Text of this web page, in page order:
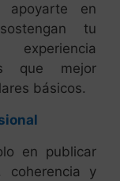
en
tu
experiencia
que mejor
básicos.
en publicar
coherencia y